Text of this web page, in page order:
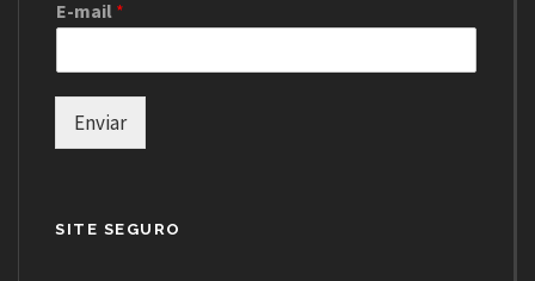
E-mail *
Enviar
SITE SEGURO